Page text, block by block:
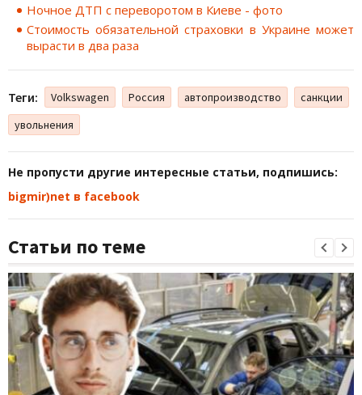
Ночное ДТП с переворотом в Киеве - фото
Стоимость обязательной страховки в Украине может
вырасти в два раза
Теги: Volkswagen Россия автопроизводство
санкции
увольнения
Не пропусти другие интересные статьи, подпишись:
bigmir)net в facebook
Статьи по теме